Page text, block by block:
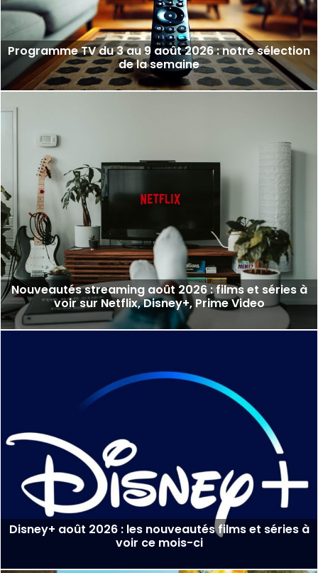
Programme TV du 3 au 9 août 2026 : notre sélection
de la semaine
Nouveautés streaming août 2026 : films et séries à
voir sur Netflix, Disney+, Prime Video
Disney+ août 2026 : les nouveautés films et séries à
voir ce mois-ci